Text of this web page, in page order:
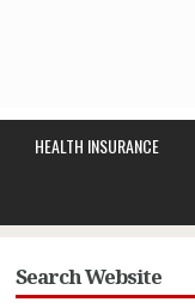
HEALTH INSURANCE
Search Website